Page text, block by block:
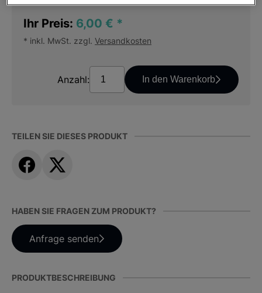
Ihr Preis: 6,00 € *
* inkl. MwSt. zzgl. Versandkosten
Anzahl: In den Warenkorb
TEILEN SIE DIESES PRODUKT
HABEN SIE FRAGEN ZUM PRODUKT?
Anfrage senden
PRODUKTBESCHREIBUNG